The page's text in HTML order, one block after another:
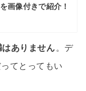
画像付きで紹介！
ありません 。デ
てとってもい